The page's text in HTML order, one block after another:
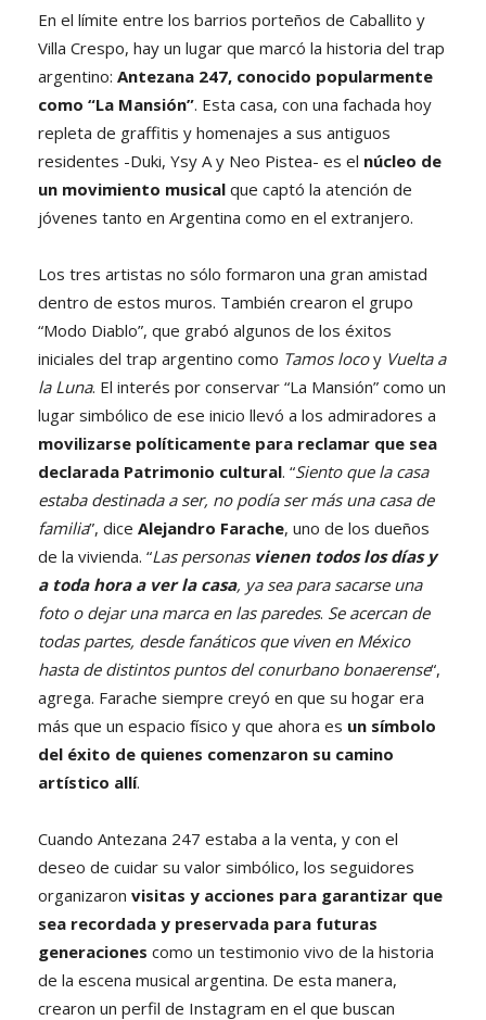
En el límite entre los barrios porteños de Caballito y
Villa Crespo, hay un lugar que marcó la historia del trap
argentino: Antezana 247, conocido popularmente
como “La Mansión”. Esta casa, con una fachada hoy
repleta de graffitis y homenajes a sus antiguos
residentes -Duki, Ysy A y Neo Pistea- es el núcleo de
un movimiento musical que captó la atención de
jóvenes tanto en Argentina como en el extranjero.
Los tres artistas no sólo formaron una gran amistad
dentro de estos muros. También crearon el grupo
“Modo Diablo”, que grabó algunos de los éxitos
iniciales del trap argentino como Tamos locoy Vuelta a
la Luna. El interés por conservar “La Mansión” como un
lugar simbólico de ese inicio llevó a los admiradores a
movilizarse políticamente para reclamar que sea
declarada Patrimonio cultural. “Siento que la casa
estaba destinada a ser, no podía ser más una casa de
familia”, dice Alejandro Farache, uno de los dueños
de la vivienda. “Las personas vienen todos los días y
a toda hora a ver la casa, ya sea para sacarse una
foto o dejar una marca en las paredes. Se acercan de
todas partes, desde fanáticos que viven en México
hasta de distintos puntos del conurbano bonaerense“,
agrega. Farache siempre creyó en que su hogar era
más que un espacio físico y que ahora es un símbolo
del éxito de quienes comenzaron su camino
artístico allí.
Cuando Antezana 247 estaba a la venta, y con el
deseo de cuidar su valor simbólico, los seguidores
organizaron visitas y acciones para garantizar que
sea recordada y preservada para futuras
generaciones como un testimonio vivo de la historia
de la escena musical argentina. De esta manera,
crearon un perfil de Instagram en el que buscan